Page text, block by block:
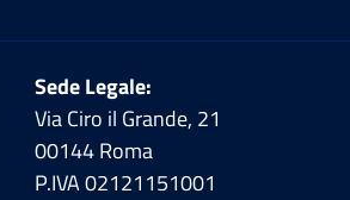
Sede Legale:
Via Ciro il Grande, 21
00144 Roma
P.IVA 02121151001